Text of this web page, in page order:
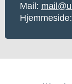
Mail:
Hjemmeside: